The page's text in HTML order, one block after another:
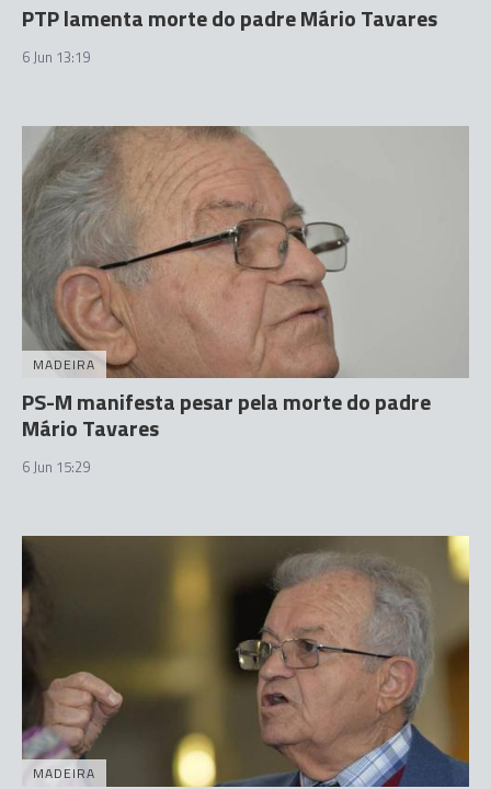
PTP lamenta morte do padre Mário Tavares
6 Jun 13:19
MADEIRA
PS-M manifesta pesar pela morte do padre
Mário Tavares
6 Jun 15:29
MADEIRA